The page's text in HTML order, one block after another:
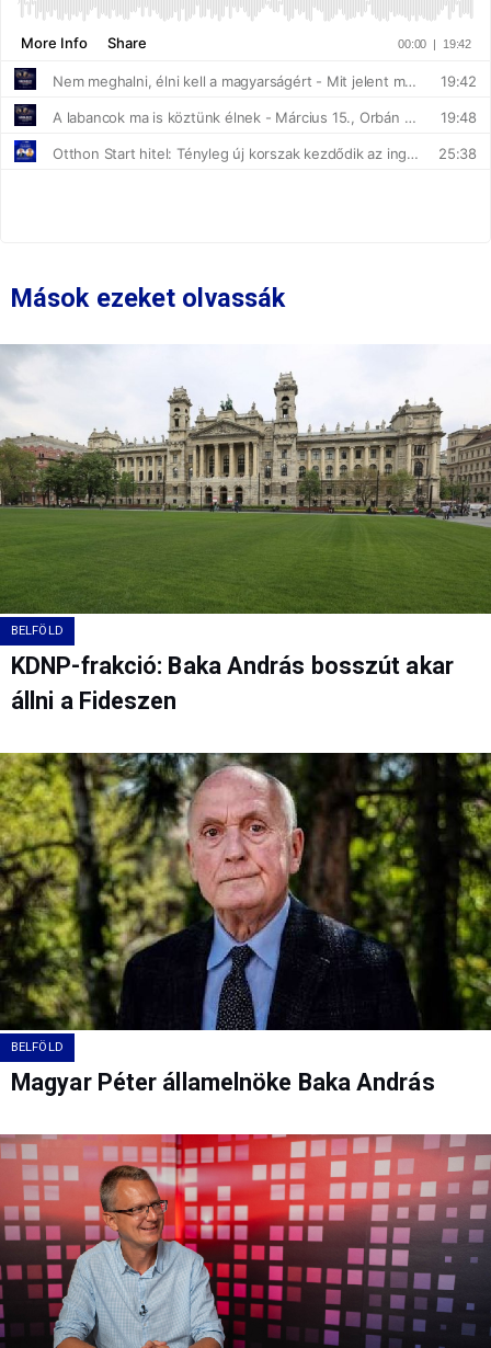
Mások ezeket olvassák
BELFÖLD
KDNP-frakció: Baka András bosszút akar
állni a Fideszen
BELFÖLD
Magyar Péter államelnöke Baka András